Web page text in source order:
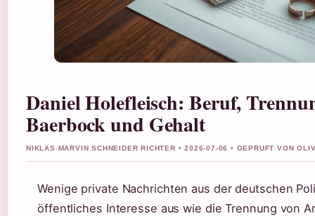
Daniel Holefleisch: Beruf,
Baerbock und Gehalt
NIKLAS MARVIN SCHNEIDER RICHTER • 2026-07-06 • GEPRUFT VON
Wenige private Nachrichten aus der deutschen
öffentliches Interesse aus wie die Trennung von